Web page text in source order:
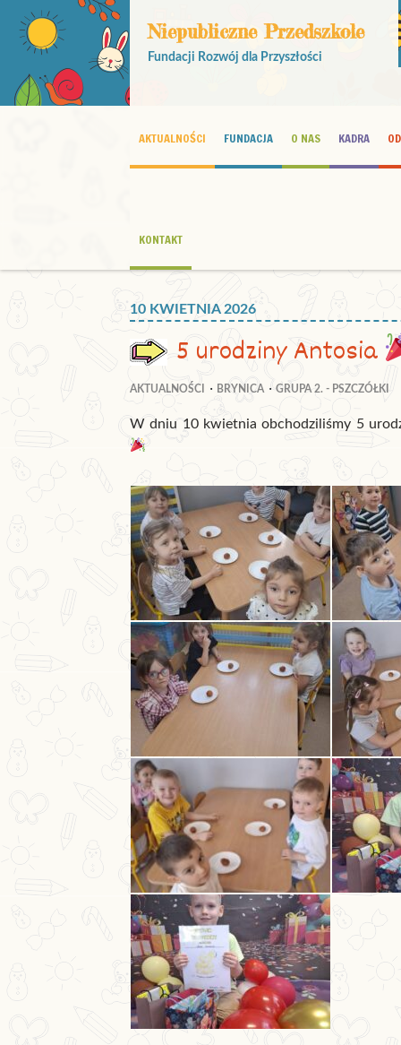
Niepubliczne Przedszkole
Fundacji Rozwój dla Przyszłości
AKTUALNOŚCI FUNDACJA O NAS KADRA
KONTAKT
10 KWIETNIA 2026
5 urodziny Antosia
AKTUALNOŚCI BRYNICA GRUPA 2. - PSZCZÓŁKI
W dniu 10 kwietnia obchodziliśmy 5